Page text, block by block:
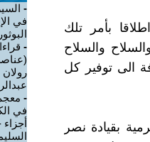
بأمر تلك
والسلاح
الى توفير كل
بقيادة نصر
-
في
-
-
في